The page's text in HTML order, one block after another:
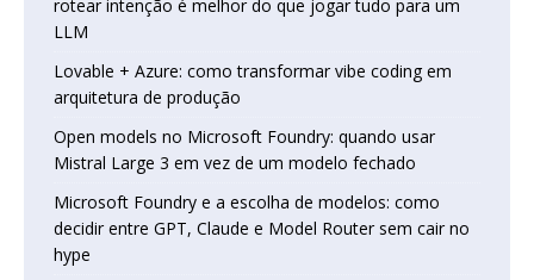
rotear intenção é melhor do que jogar tudo para um
LLM
Lovable + Azure: como transformar vibe coding em
arquitetura de produção
Open models no Microsoft Foundry: quando usar
Mistral Large 3 em vez de um modelo fechado
Microsoft Foundry e a escolha de modelos: como
decidir entre GPT, Claude e Model Router sem cair no
hype